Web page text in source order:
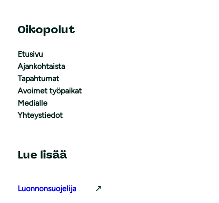
Oikopolut
Etusivu
Ajankohtaista
Tapahtumat
Avoimet työpaikat
Medialle
Yhteystiedot
Lue lisää
Luonnonsuojelija